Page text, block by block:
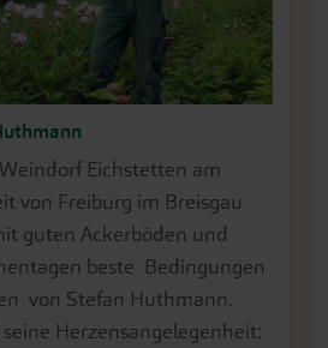
Eichstetten am
von Freiburg im Breisgau
guten Ackerböden und
beste Bedingungen
von Stefan Huthmann.
Herzensangelegenheit: